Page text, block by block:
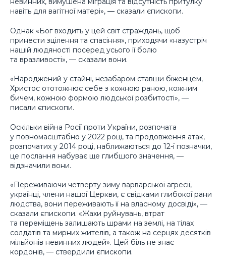
навіть для вагітної матері», — сказали єпископи.
Однак «Бог входить у цей світ страждань, щоб
принести зцілення та спасіння», приходячи «назустріч
нашій людяності посеред усього її болю
та вразливості», — сказали вони.
«Народжений у стайні, незабаром ставши біженцем,
Христос ототожнює себе з кожною раною, кожним
бичем, кожною формою людської розбитості», —
писали єпископи.
Оскільки війна Росії проти України, розпочата
у повномасштабно у 2022 році, та продовження атак,
розпочатих у 2014 році, наближаються до 12-ї позначки,
це послання набуває ще глибшого значення, —
відзначили вони.
«Переживаючи четверту зиму варварської агресії,
українці, члени нашої Церкви, є свідками глибокої рани
людства, вони переживають її на власному досвіді», —
сказали єпископи. «Жахи руйнувань, втрат
та переміщень залишають шрами на землі, на тілах
солдатів та мирних жителів, а також на серцях десятків
мільйонів невинних людей». Цей біль не знає
кордонів, — ствердили єпископи.